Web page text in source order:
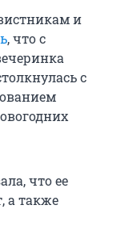
и
, что с
с
что ее
а также